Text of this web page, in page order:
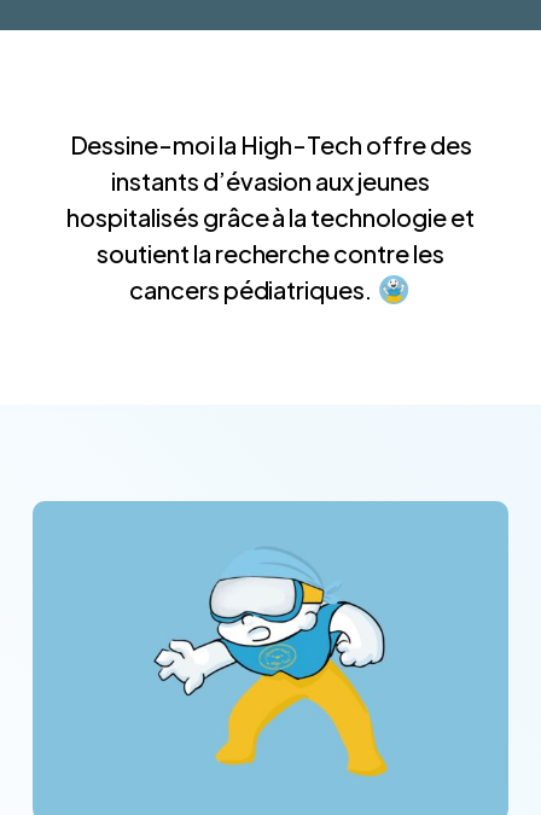
Dessine-moi la High-Tech offre des
instants d’évasion aux jeunes
hospitalisés grâce à la technologie et
soutient la recherche contre les
cancers pédiatriques.